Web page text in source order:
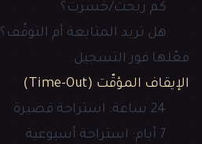
كم ربحت/خسرت؟
هل تريد المتابعة أم التوقّف؟
فعّلها فور التسجيل.
الإيقاف المؤقّت (Time-Out)
24 ساعة: استراحة قصيرة
7 أيام: استراحة أسبوعية